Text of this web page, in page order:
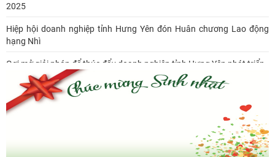
2025
Hiệp hội doanh nghiệp tỉnh Hưng Yên đón Huân chương Lao động
hạng Nhì
Gợi mở giải pháp để thúc đẩy doanh nghiệp tỉnh Hưng Yên phát triển
Ông Đỗ Văn Vẻ là Chủ tịch Hiệp hội Doanh nghiệp tỉnh Hưng Yên
Hiệp hội doanh nghiệp tỉnh Hưng Yên: Cập nhật chính sách thuế mới